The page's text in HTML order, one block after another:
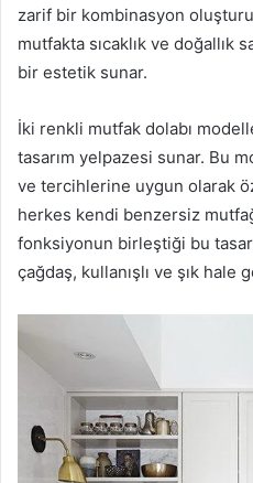
zarif bir kombinasyon
mutfakta sıcaklık ve doğallık
bir estetik sunar.
İki renkli mutfak dolabı
tasarım yelpazesi sunar. Bu
ve tercihlerine uygun olarak
herkes kendi benzersiz
fonksiyonun birleştiği bu
çağdaş, kullanışlı ve şık hale